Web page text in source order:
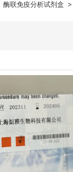
酶联免疫分析试剂盒